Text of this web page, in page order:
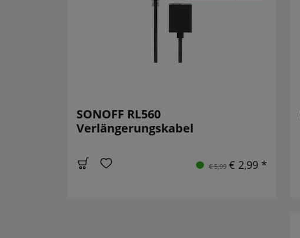
SONOFF RL560
Verlängerungskabel
€ 5,99 € 2,99 *